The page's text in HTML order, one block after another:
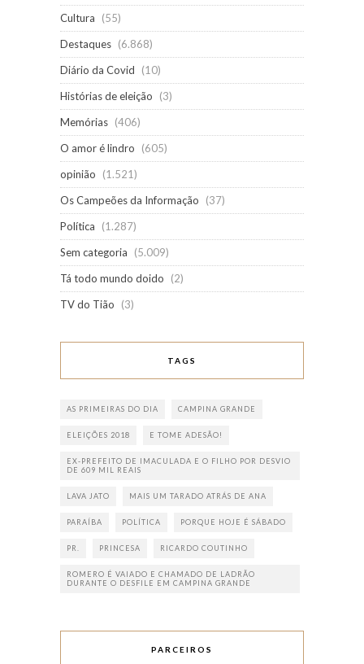
Cultura
(55)
Destaques (6.868)
Diário da Covid
(10)
Histórias de eleição
(3)
Memórias (406)
O amor é lindro
(605)
opinião
(1.521)
Os Campeões da Informação
(37)
Política
(1.287)
Sem categoria
(5.009)
Tá todo mundo doido
(2)
TV do Tião
(3)
TAGS
AS PRIMEIRAS DO DIA CAMPINA GRANDE
ELEIÇÕES 2018 E TOME ADESÃO!
EX-PREFEITO DE IMACULADA E O FILHO POR DESVIO
DE 609 MIL REAIS
LAVA JATO MAIS UM TARADO ATRÁS DE ANA
PARAÍBA POLÍTICA PORQUE HOJE É SÁBADO
PR. PRINCESA RICARDO COUTINHO
ROMERO É VAIADO E CHAMADO DE LADRÃO
DURANTE O DESFILE EM CAMPINA GRANDE
PARCEIROS